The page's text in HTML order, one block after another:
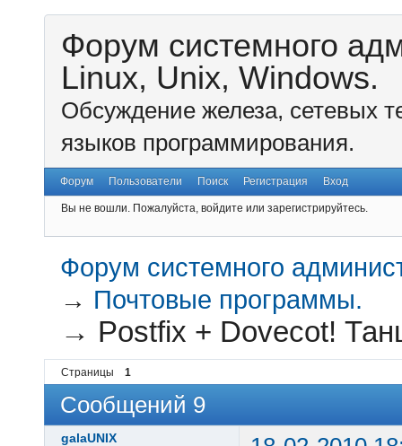
Форум системного
Linux, Unix, Windows.
Обсуждение железа, сетевых
языков программирования.
Форум Пользователи Поиск Регистрация Вход
Вы не вошли. Пожалуйста, войдите или зарегистрируйтесь.
Форум системного
→ Почтовые программы.
→ Postfix + Dovecot!
Страницы 1
Сообщений 9
galaUNIX